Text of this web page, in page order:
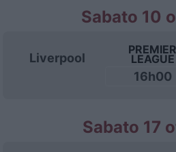
Sabato 10
Liverpool
PREMIER
LEAGUE
16h00
Sabato 17